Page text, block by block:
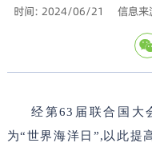
时间: 2024/06/21 信息
经第63届联合国大
为“世界海洋日”,以此提